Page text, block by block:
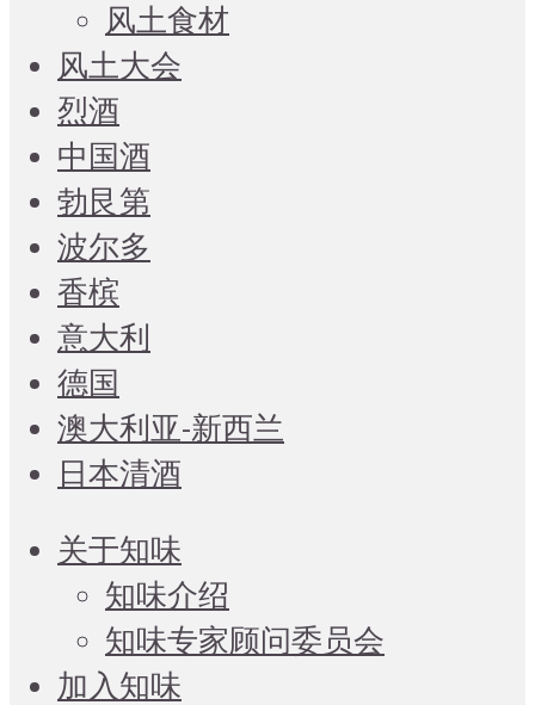
风土食材
风土大会
烈酒
中国酒
勃艮第
波尔多
香槟
意大利
德国
澳大利亚-新西兰
日本清酒
关于知味
知味介绍
知味专家顾问委员会
加入知味